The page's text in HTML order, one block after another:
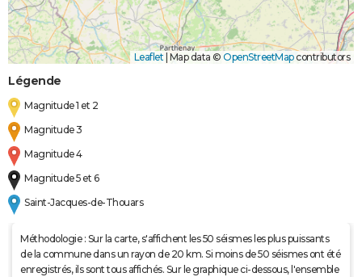
Leaflet Map data © OpenStreetMapcontributors
Légende
Magnitude 1 et 2
Magnitude 3
Magnitude 4
Magnitude 5 et 6
Saint-Jacques-de-Thouars
Méthodologie : Sur la carte, s'affichent les 50 séismes les plus puissants
de la commune dans un rayon de 20 km. Si moins de 50 séismes ont été
enregistrés, ils sont tous affichés. Sur le graphique ci-dessous, l'ensemble